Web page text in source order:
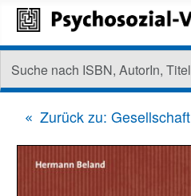
Zurück zu: Gesellschaft